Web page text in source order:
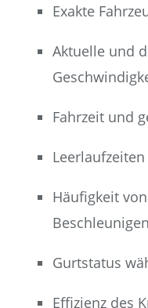
Exakte
Aktuelle und
Fahrzeit und
Leerlaufzeiten
Häufigkeit
Beschleunigen
Gurtstatus
Effizienz des